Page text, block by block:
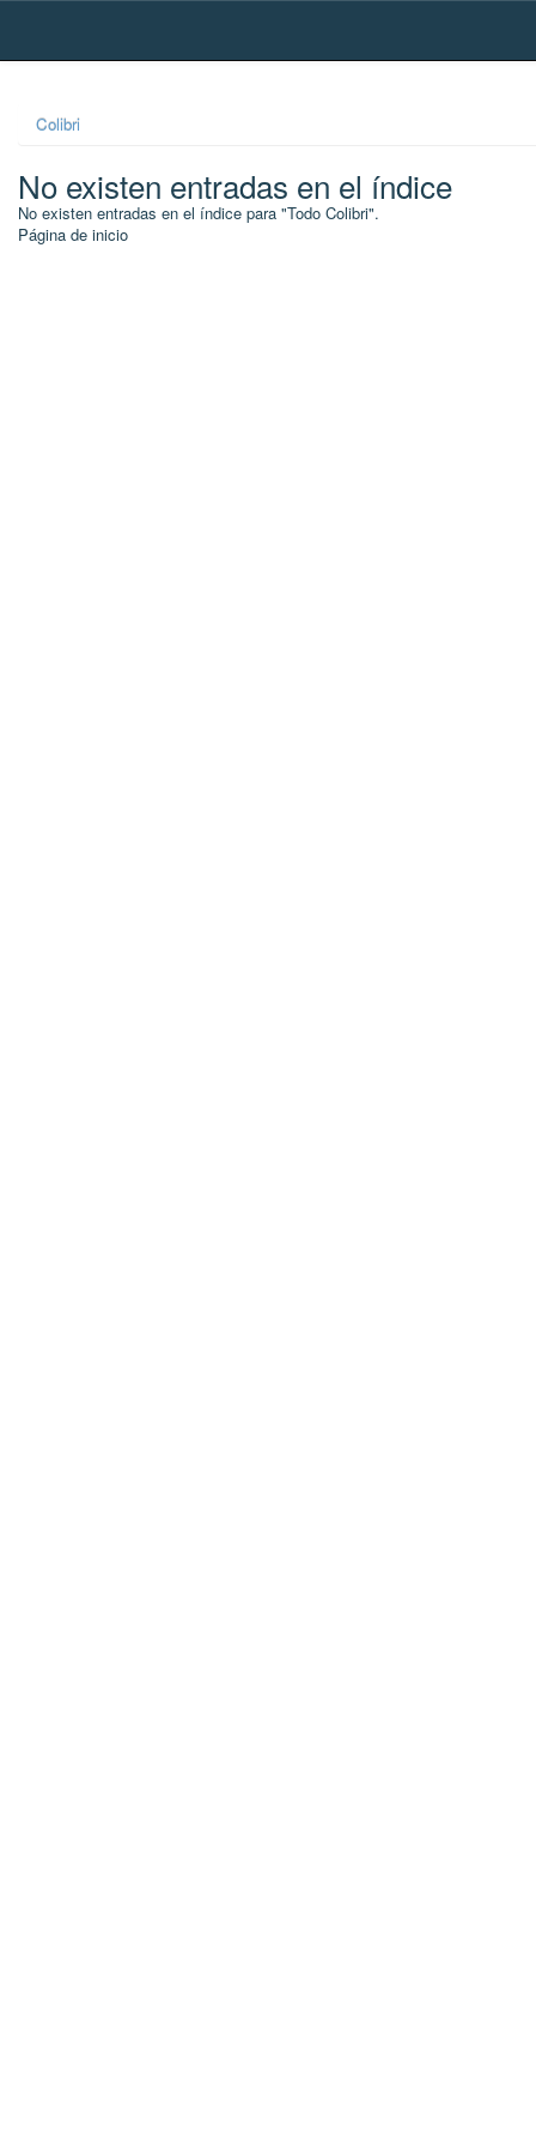
Skip
Colibri
No existen entradas en el índice
No existen entradas en el índice para "Todo Colibri".
Página de inicio